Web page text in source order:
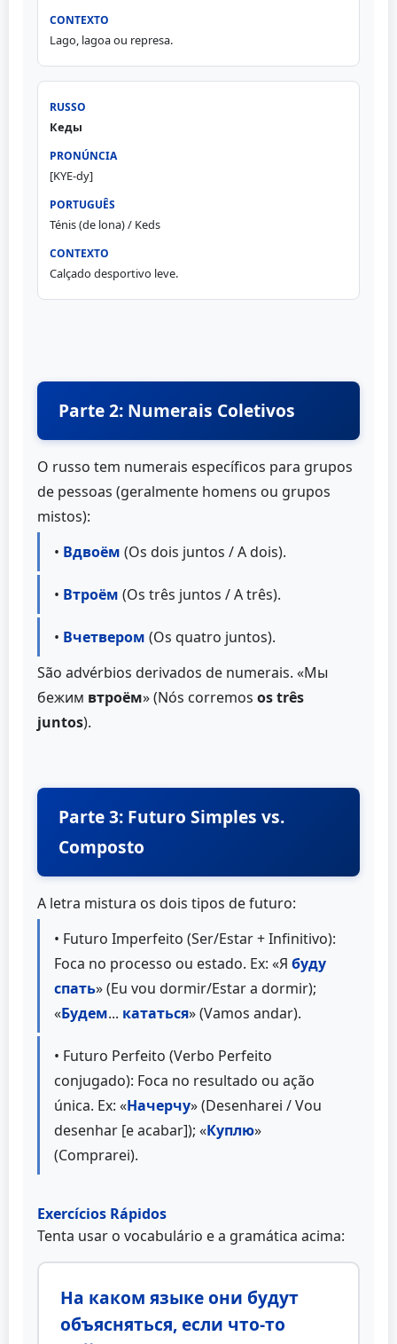
Lago, lagoa ou represa.
Кеды
[KYE-dy]
Ténis (de lona) / Keds
Calçado desportivo leve.
Parte 2: Numerais Coletivos
O russo tem numerais específicos para grupos
de pessoas (geralmente homens ou grupos
mistos):
• Вдвоём (Os dois juntos / A dois).
• Втроём (Os três juntos / A três).
• Вчетвером (Os quatro juntos).
São advérbios derivados de numerais. «Мы
бежим втроём» (Nós corremos os três
juntos).
Parte 3: Futuro Simples vs.
Composto
A letra mistura os dois tipos de futuro:
• Futuro Imperfeito (Ser/Estar + Infinitivo):
Foca no processo ou estado. Ex: «Я буду
спать» (Eu vou dormir/Estar a dormir);
«Будем... кататься» (Vamos andar).
• Futuro Perfeito (Verbo Perfeito
conjugado): Foca no resultado ou ação
única. Ex: «Начерчу» (Desenharei / Vou
desenhar [e acabar]); «Куплю»
(Comprarei).
Exercícios Rápidos
Tenta usar o vocabulário e a gramática acima:
На каком языке они будут
объясняться, если что-то